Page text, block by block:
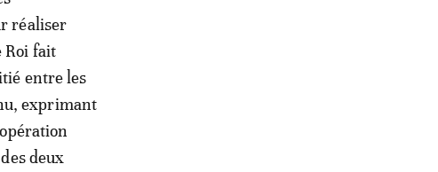
réaliser
Roi fait
entre les
exprimant
deux